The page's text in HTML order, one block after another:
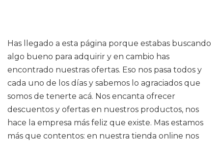
Has llegado a esta página porque estabas buscando
algo bueno para adquirir y en cambio has
encontrado nuestras ofertas. Eso nos pasa todos y
cada uno de los días y sabemos lo agraciados que
somos de tenerte acá. Nos encanta ofrecer
descuentos y ofertas en nuestros productos, nos
hace la empresa más feliz que existe. Mas estamos
más que contentos: en nuestra tienda online nos